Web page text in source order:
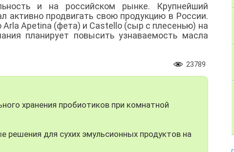
и на российском рынке. Крупнейший
активно продвигать свою продукцию в России.
Apetina (фета) и Castello (сыр с плесенью) на
планирует повысить узнаваемость масла
23789
хранения пробиотиков при комнатной
решения для сухих эмульсионных продуктов на